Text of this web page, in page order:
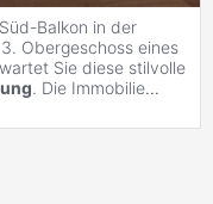
Balkon in der
Obergeschoss eines
Sie diese stilvolle
. Die Immobilie...